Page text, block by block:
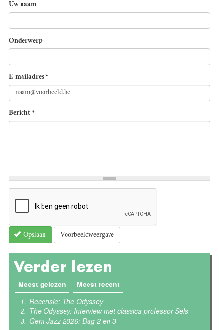
Uw naam
Onderwerp
E-mailadres *
Bericht *
Opslaan Voorbeeldweergave
Verder lezen
Meest gelezen (actieve tabblad)
Meest recent
Recensie: The Odyssey
The Odyssey: Interview met classica professor Sels
Gent Jazz 2026: Dag 2 en 3